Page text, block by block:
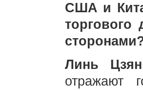
США и
Линь
отражают